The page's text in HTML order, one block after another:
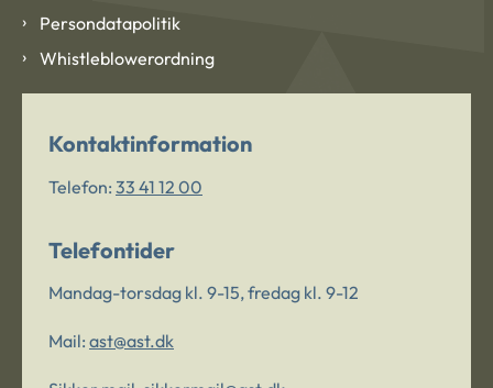
Persondatapolitik
Whistleblowerordning
Kontaktinformation
Telefon: 33 41 12 00
Telefontider
Mandag-torsdag kl. 9-15, fredag kl. 9-12
Mail: ast@ast.dk